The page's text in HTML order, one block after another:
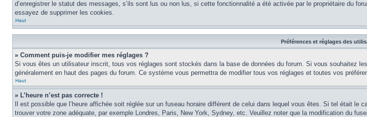
d’enregistrer le statut des messages, s’ils sont lus ou non lus, si cette fonctionnalité a été activée par le propriétaire du
essayez de supprimer les cookies.
Haut
Préférences et réglages des
» Comment puis-je modifier mes réglages ?
Si vous êtes un utilisateur inscrit, tous vos réglages sont stockés dans la base de données du forum. Si vous souhaitez
généralement en haut des pages du forum. Ce système vous permettra de modifier tous vos réglages et toutes vos
Haut
» L’heure n’est pas correcte !
Il est possible que l’heure affichée soit réglée sur un fuseau horaire différent de celui dans lequel vous êtes. Si tel était
trouver votre zone adéquate, par exemple Londres, Paris, New York, Sydney, etc. Veuillez noter que la modification du